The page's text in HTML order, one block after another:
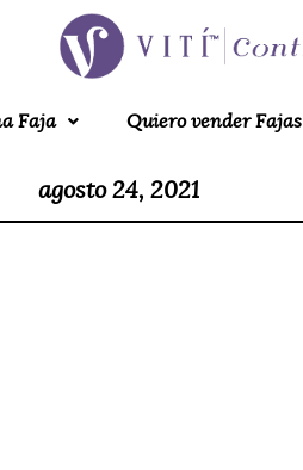
Faja Quiero vender Fajas
agosto 24, 2021